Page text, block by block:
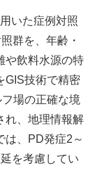
いた症例対照
群を、年齢・
や飲料水源の特
GIS技術で精密
場の正確な境
れ、地理情報解
は、PD発症2～
を考慮してい